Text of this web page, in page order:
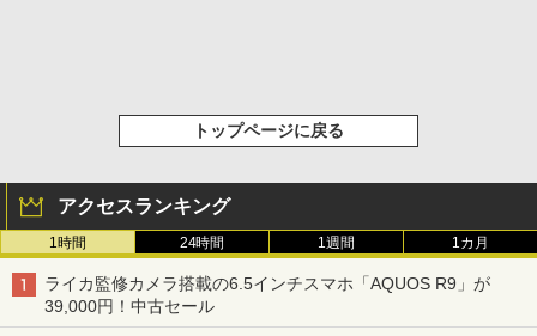
トップページに戻る
アクセスランキング
1時間 24時間 1週間 1カ月
ライカ監修カメラ搭載の6.5インチスマホ「AQUOS R9」が
39,000円！中古セール